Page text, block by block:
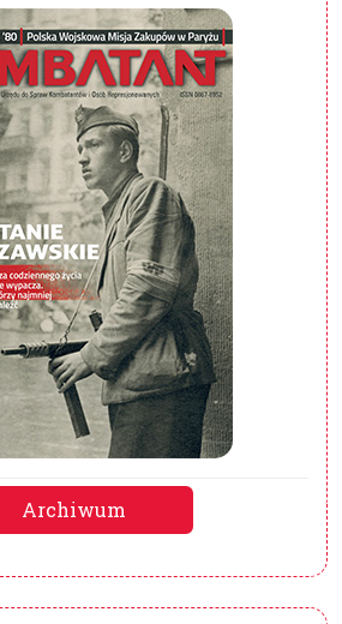
Archiwum